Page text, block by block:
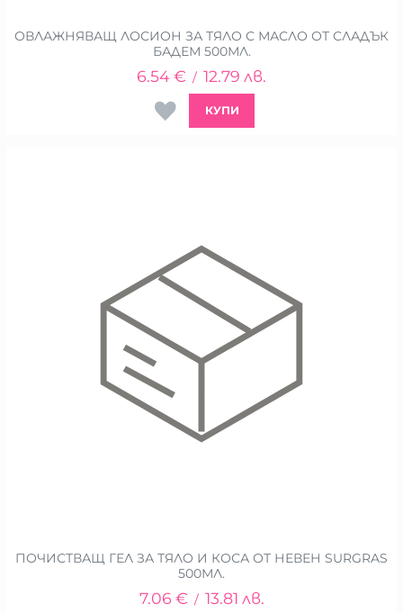
ОВЛАЖНЯВАЩ ЛОСИОН ЗА ТЯЛО С МАСЛО ОТ СЛАДЪК
БАДЕМ 500МЛ.
6.54€ / 12.79 лв.
КУПИ
ПОЧИСТВАЩ ГЕЛ ЗА ТЯЛО И КОСА ОТ НЕВЕН SURGRAS
500МЛ.
7.06 € / 13.81 лв.